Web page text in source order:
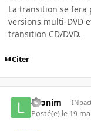
La transition se
versions multi-DVD
transition CD/DVD.
Citer
Leonim
Posté(e) le 19